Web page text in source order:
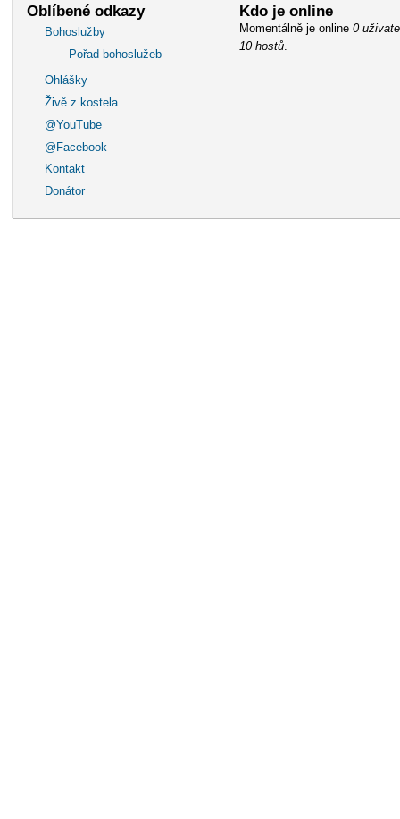
Oblíbené odkazy
Bohoslužby
Pořad bohoslužeb
Ohlášky
Živě z kostela
@YouTube
@Facebook
Kontakt
Donátor
Kdo je online
Momentálně je online 0
10 hostů.